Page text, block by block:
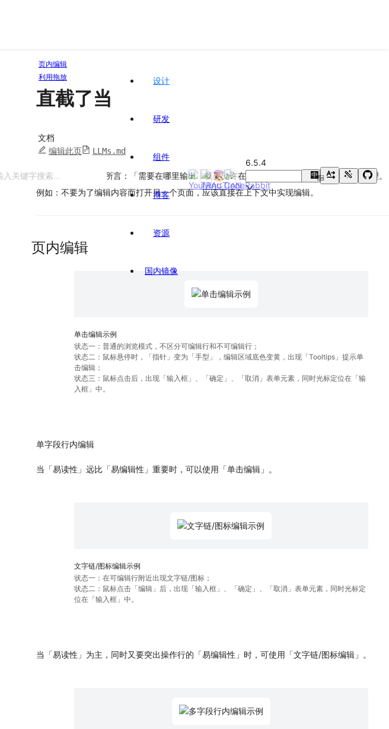
设计
研发
组件
博客
资源
国内镜像
6.5.4
中En
页内编辑
利用拖放
直截了当
文档
编辑此页 LLMs.md
正如 Alan Cooper 所言：「需要在哪里输出，就要允许在哪里输入」。这就是直接操作的原理。
例如：不要为了编辑内容而打开另一个页面，应该直接在上下文中实现编辑。
页内编辑
单击编辑示例
状态一：普通的浏览模式，不区分可编辑行和不可编辑行；
状态二：鼠标悬停时，「指针」变为「手型」，编辑区域底色变黄，出现「Tooltips」提示单
击编辑；
状态三：鼠标点击后，出现「输入框」、「确定」、「取消」表单元素，同时光标定位在「输
入框」中。
单字段行内编辑
当「易读性」远比「易编辑性」重要时，可以使用「单击编辑」。
文字链/图标编辑示例
状态一：在可编辑行附近出现文字链/图标；
状态二：鼠标点击「编辑」后，出现「输入框」、「确定」、「取消」表单元素，同时光标定
位在「输入框」中。
当「易读性」为主，同时又要突出操作行的「易编辑性」时，可使用「文字链/图标编辑」。